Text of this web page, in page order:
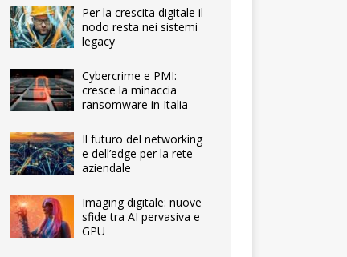
Per la crescita digitale il
nodo resta nei sistemi
legacy
Cybercrime e PMI:
cresce la minaccia
ransomware in Italia
Il futuro del networking
e dell’edge per la rete
aziendale
Imaging digitale: nuove
sfide tra AI pervasiva e
GPU